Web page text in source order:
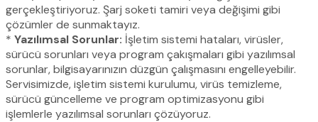
gerçekleştiriyoruz. Şarj soketi tamiri veya değişimi gibi
çözümler de sunmaktayız.
* Yazılımsal Sorunlar: İşletim sistemi hataları, virüsler,
sürücü sorunları veya program çakışmaları gibi yazılımsal
sorunlar, bilgisayarınızın düzgün çalışmasını engelleyebilir.
Servisimizde, işletim sistemi kurulumu, virüs temizleme,
sürücü güncelleme ve program optimizasyonu gibi
işlemlerle yazılımsal sorunları çözüyoruz.